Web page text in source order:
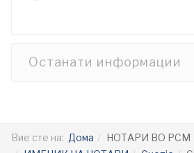
Останати информации
Вие сте на: Дома
НОТАРИ ВО РСМ